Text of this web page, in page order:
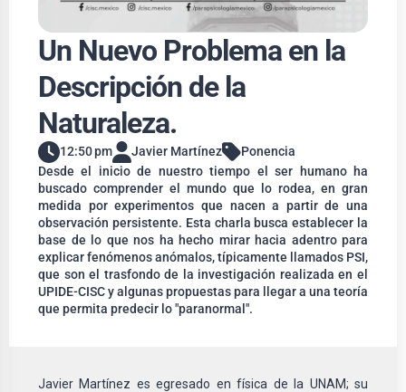
Un Nuevo Problema en la
Descripción de la
Naturaleza.
12:50 pm Javier Martínez
Ponencia
Desde el inicio de nuestro tiempo el ser humano ha
buscado comprender el mundo que lo rodea, en gran
medida por experimentos que nacen a partir de una
observación persistente. Esta charla busca establecer la
base de lo que nos ha hecho mirar hacia adentro para
explicar fenómenos anómalos, típicamente llamados PSI,
que son el trasfondo de la investigación realizada en el
UPIDE-CISC y algunas propuestas para llegar a una teoría
que permita predecir lo "paranormal".
Javier Martínez es egresado en física de la UNAM; su